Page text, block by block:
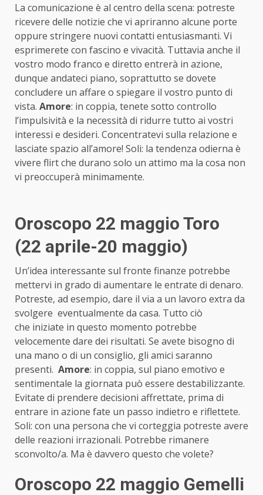
La comunicazione è al centro della scena: potreste
ricevere delle notizie che vi apriranno alcune porte
oppure stringere nuovi contatti entusiasmanti. Vi
esprimerete con fascino e vivacità. Tuttavia anche il
vostro modo franco e diretto entrerà in azione,
dunque andateci piano, soprattutto se dovete
concludere un affare o spiegare il vostro punto di
vista. Amore: in coppia, tenete sotto controllo
l’impulsività e la necessità di ridurre tutto ai vostri
interessi e desideri. Concentratevi sulla relazione e
lasciate spazio all’amore! Soli: la tendenza odierna è
vivere flirt che durano solo un attimo ma la cosa non
vi preoccuperà minimamente.
Oroscopo 22 maggio Toro
(22 aprile-20 maggio)
Un’idea interessante sul fronte finanze potrebbe
mettervi in grado di aumentare le entrate di denaro.
Potreste, ad esempio, dare il via a un lavoro extra da
svolgere eventualmente da casa. Tutto ciò
che iniziate in questo momento potrebbe
velocemente dare dei risultati. Se avete bisogno di
una mano o di un consiglio, gli amici saranno
presenti. Amore: in coppia, sul piano emotivo e
sentimentale la giornata può essere destabilizzante.
Evitate di prendere decisioni affrettate, prima di
entrare in azione fate un passo indietro e riflettete.
Soli: con una persona che vi corteggia potreste avere
delle reazioni irrazionali. Potrebbe rimanere
sconvolto/a. Ma è davvero questo che volete?
Oroscopo 22 maggio Gemelli